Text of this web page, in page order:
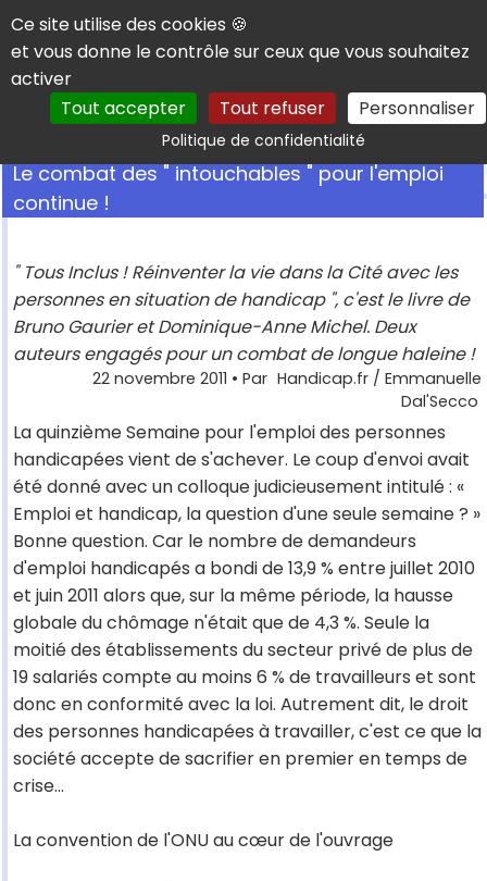
Panneau de gestion des cookies
Ce site utilise des cookies 🍪
et vous donne le contrôle sur ceux que vous souhaitez
activer
Tout accepter
Tout refuser Personnaliser
Politique de confidentialitéRechercher
Le combat des " intouchables " pour l'emploi
continue !
" Tous Inclus ! Réinventer la vie dans la Cité avec les
personnes en situation de handicap ", c'est le livre de
Bruno Gaurier et Dominique-Anne Michel. Deux
auteurs engagés pour un combat de longue haleine !
22 novembre 2011 • Par Handicap.fr / Emmanuelle
Dal'Secco
La quinzième Semaine pour l'emploi des personnes
handicapées vient de s'achever. Le coup d'envoi avait
été donné avec un colloque judicieusement intitulé : «
Emploi et handicap, la question d'une seule semaine ? »
Bonne question. Car le nombre de demandeurs
d'emploi handicapés a bondi de 13,9 % entre juillet 2010
et juin 2011 alors que, sur la même période, la hausse
globale du chômage n'était que de 4,3 %. Seule la
moitié des établissements du secteur privé de plus de
19 salariés compte au moins 6 % de travailleurs et sont
donc en conformité avec la loi. Autrement dit, le droit
des personnes handicapées à travailler, c'est ce que la
société accepte de sacrifier en premier en temps de
crise...
La convention de l'ONU au cœur de l'ouvrage